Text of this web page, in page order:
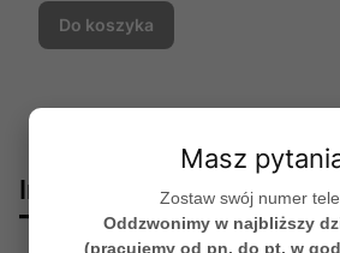
Do koszyka
Innym spododobały się:
Masz
Zostaw swój numer
Oddzwonimy w najbliższy
(pracujemy od pn. do pt. w